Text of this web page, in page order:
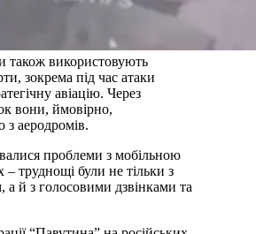
також використовують
зокрема під час атаки
авіацію. Через
вони, ймовірно,
з аеродромів.
проблеми з мобільною
труднощі були не тільки з
а й з голосовими дзвінками та